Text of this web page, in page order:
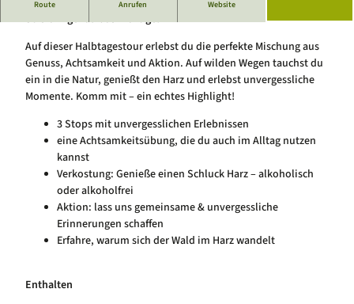
Hundeglück in Schierke
Route Anrufen Website
Streich“ genau das Richtige!
Auf dieser Halbtagestour erlebst du die perfekte Mischung aus
Genuss, Achtsamkeit und Aktion. Auf wilden Wegen tauchst du
ein in die Natur, genießt den Harz und erlebst unvergessliche
Momente. Komm mit – ein echtes Highlight!
3 Stops mit unvergesslichen Erlebnissen
eine Achtsamkeitsübung, die du auch im Alltag nutzen
kannst
Verkostung: Genieße einen Schluck Harz – alkoholisch
oder alkoholfrei
Aktion: lass uns gemeinsame & unvergessliche
Erinnerungen schaffen
Erfahre, warum sich der Wald im Harz wandelt
Enthalten